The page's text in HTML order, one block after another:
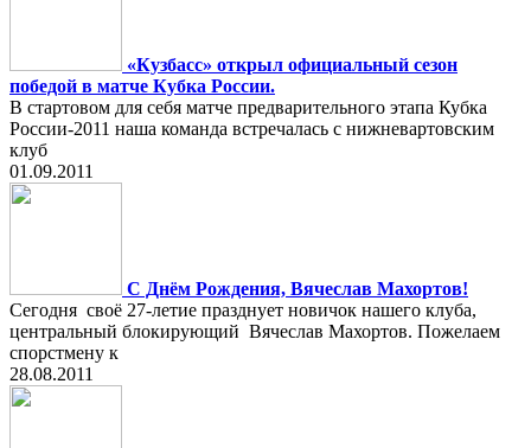
«Кузбасс» открыл официальный сезон
победой в матче Кубка России.
В стартовом для себя матче предварительного этапа Кубка
России-2011 наша команда встречалась с нижневартовским
клуб
01.09.2011
С Днём Рождения, Вячеслав Махортов!
Сегодня своё 27-летие празднует новичок нашего клуба,
центральный блокирующий Вячеслав Махортов. Пожелаем
спорстмену к
28.08.2011